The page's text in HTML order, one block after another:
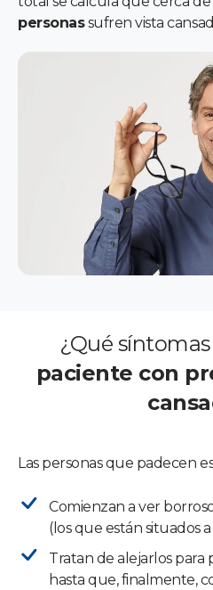
personassufren vista
¿Qué
paciente con
Las personas que padecen
Comienzan a ver
(los que están situados
Tratan de alejarlos
hasta que, finalmente,